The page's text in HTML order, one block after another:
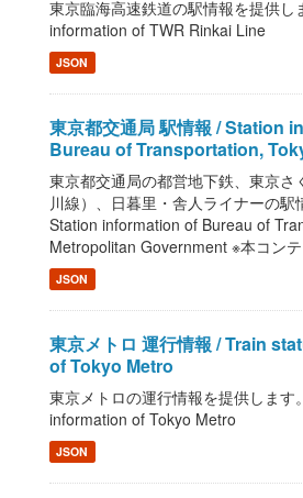
東京臨海高速鉄道の駅情報を提供し
information of TWR Rinkai Line
JSON
東京都交通局 駅情報 / Station
Bureau of Transportation,
東京都交通局の都営地下鉄、東京さ
川線）、日暮里・舎人ライナーの
Station information of Bureau of
Metropolitan Government ※本コン
JSON
東京メトロ 運行情報 / Train
of Tokyo Metro
東京メトロの運行情報を提供します
information of Tokyo Metro
JSON